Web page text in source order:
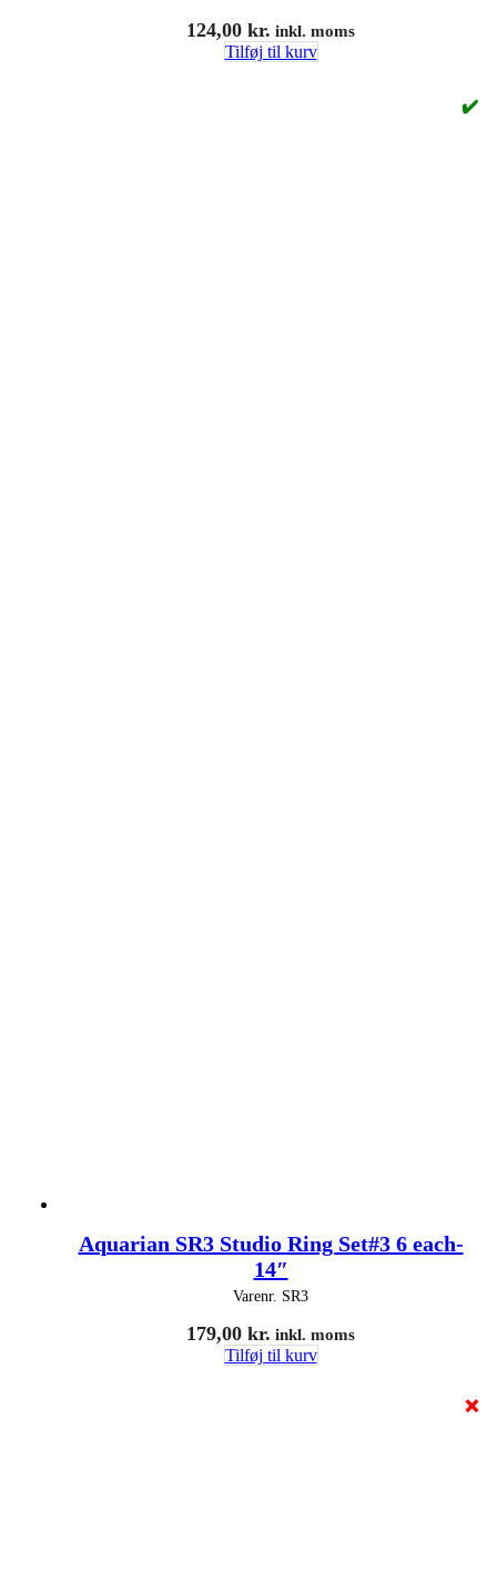
124,00 kr. inkl. moms
Tilføj til kurv
✔️
Aquarian SR3 Studio Ring Set#3 6 each-
14″
Varenr. SR3
179,00 kr. inkl. moms
Tilføj til kurv
❌